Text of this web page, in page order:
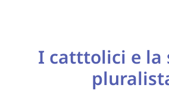
I catttolici e la